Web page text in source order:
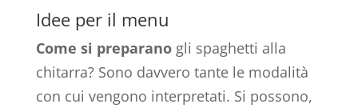
Idee per il menu
Come si preparanogli spaghetti alla
chitarra? Sono davvero tante le modalità
con cui vengono interpretati. Si possono,